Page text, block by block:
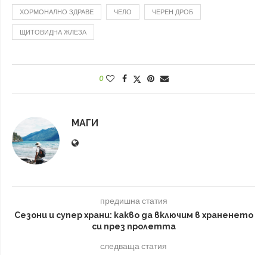
ХОРМОНАЛНО ЗДРАВЕ ЧЕЛО ЧЕРЕН ДРОБ
ЩИТОВИДНА ЖЛЕЗА
0
МАГИ
предишна статия
Сезони и супер храни: какво да включим в храненето
си през пролетта
следваща статия